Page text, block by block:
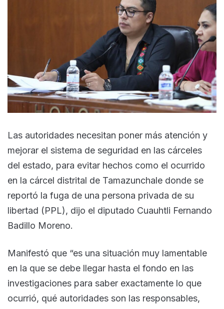
Las autoridades necesitan poner más atención y
mejorar el sistema de seguridad en las cárceles
del estado, para evitar hechos como el ocurrido
en la cárcel distrital de Tamazunchale donde se
reportó la fuga de una persona privada de su
libertad (PPL), dijo el diputado Cuauhtli Fernando
Badillo Moreno.
Manifestó que “es una situación muy lamentable
en la que se debe llegar hasta el fondo en las
investigaciones para saber exactamente lo que
ocurrió, qué autoridades son las responsables,